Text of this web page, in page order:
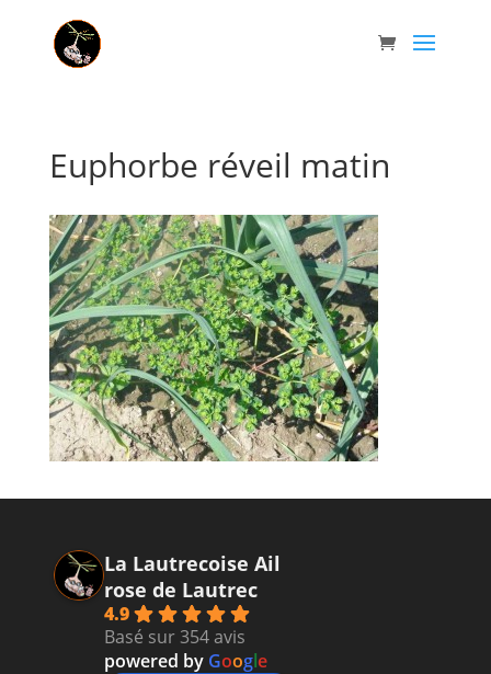
Euphorbe réveil matin
La Lautrecoise Ail
rose de Lautrec
4.9
Basé sur 354 avis
powered by Google